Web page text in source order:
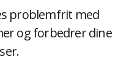
problemfrit med
og forbedrer dine